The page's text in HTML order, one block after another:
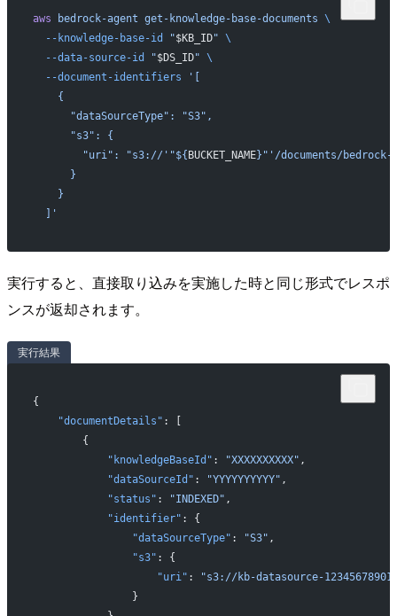
aws bedrock-agent get-knowledge-base-documents \
  --knowledge-base-id
"$KB_ID" \
  --data-source-id
"$DS_ID" \
  --document-identifiers
'[
    {
      "dataSourceType": "S3",
      "s3": {
        "uri": "s3://'"${
BUCKET_NAME}"'/documents/
      }
    }
  ]'
実行すると、直接取り込みを実施した時と同じ形式でレスポ
ンスが返却されます。
実行結果
{
    "documentDetails"
: [
        {
            "knowledgeBaseId"
: "XXXXXXXXXX" ,
            "dataSourceId"
: "YYYYYYYYYY" ,
            "status"
: "INDEXED" ,
            "identifier"
: {
                "dataSourceType"
: "S3" ,
                "s3"
: {
                    "uri"
:
"s3://kb-datasource-
                }